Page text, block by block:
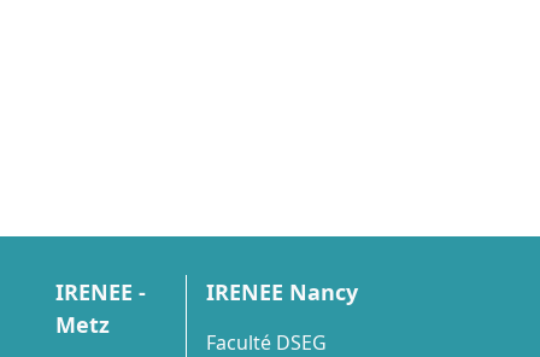
IRENEE -
Metz
IRENEE Nancy
Faculté DSEG